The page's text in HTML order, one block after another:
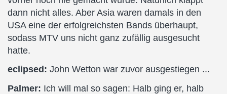
dann nicht alles. Aber Asia waren damals in den
USA eine der erfolgreichsten Bands überhaupt,
sodass MTV uns nicht ganz zufällig ausgesucht
hatte.
eclipsed: John Wetton war zuvor ausgestiegen ...
Palmer: Ich will mal so sagen: Halb ging er, halb